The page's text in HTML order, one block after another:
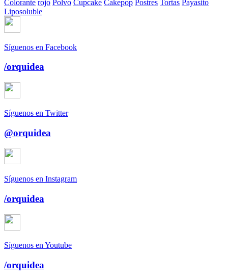
Colorante rojo Polvo Cupcake Cakepop Postres Tortas Payasito
Liposoluble
Síguenos en Facebook
/orquidea
Síguenos en Twitter
@orquidea
Síguenos en Instagram
/orquidea
Síguenos en Youtube
/orquidea